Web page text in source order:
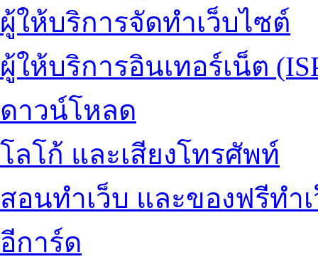
ผู้ให้บริการจัดทำเว็บไซต์
ผู้ให้บริการอินเทอร์เน็ต
ดาวน์โหลด
โลโก้ และเสียงโทรศัพท์
สอนทำเว็บ และของฟรีทำ
อีการ์ด